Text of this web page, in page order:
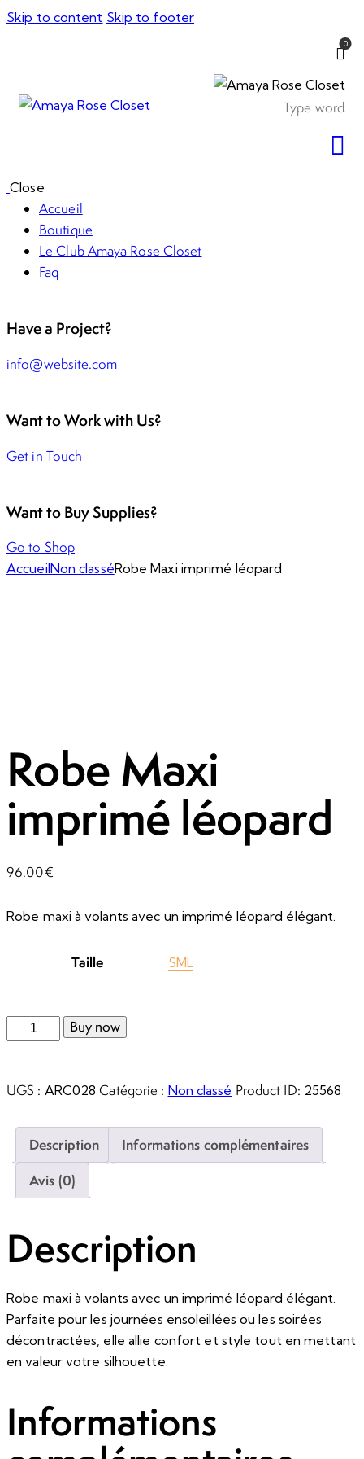
Skip to content Skip to footer
0
Close
Accueil
Boutique
Le Club Amaya Rose Closet
Faq
Have a Project?
info@website.com
Want to Work with Us?
Get in Touch
Want to Buy Supplies?
Go to Shop
AccueilNon classéRobe Maxi imprimé léopard
Robe Maxi
imprimé léopard
96.00€
Robe maxi à volants avec un imprimé léopard élégant.
Taille SML
Buy now
UGS : ARC028 Catégorie : Non classé Product ID: 25568
Description
Informations complémentaires
Avis (0)
Description
Robe maxi à volants avec un imprimé léopard élégant.
Parfaite pour les journées ensoleillées ou les soirées
décontractées, elle allie confort et style tout en mettant
en valeur votre silhouette.
Informations